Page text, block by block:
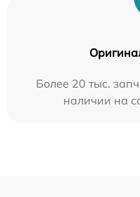
Более 20 тыс.
наличии на